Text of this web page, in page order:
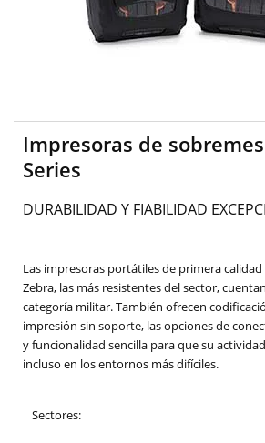
Impresoras de
Series
DURABILIDAD Y FIABILIDAD
Las impresoras portátiles de primera calidad
Zebra, las más resistentes del sector,
categoría militar. También ofrecen
impresión sin soporte, las opciones de
y funcionalidad sencilla para que su
incluso en los entornos más difíciles.
Sectores: